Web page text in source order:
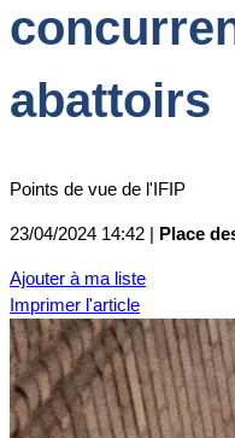
abattoirs
Points de vue de l'IFIP
23/04/2024 14:42 | Place
Ajouter à ma liste
Imprimer l'article